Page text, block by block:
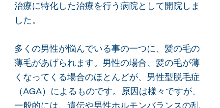
治療に特化した治療を行う病院として開院しま
した。
多くの男性が悩んでいる事の一つに、髪の毛の
薄毛があげられます。男性の場合、髪の毛が薄
くなってくる場合のほとんどが、男性型脱毛症
（AGA）によるものです。原因は様々ですが、
一般的には、遺伝や男性ホルモンバランスの乱